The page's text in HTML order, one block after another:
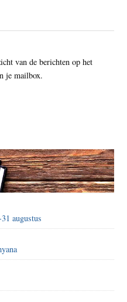
van de berichten op het
je mailbox.
augustus